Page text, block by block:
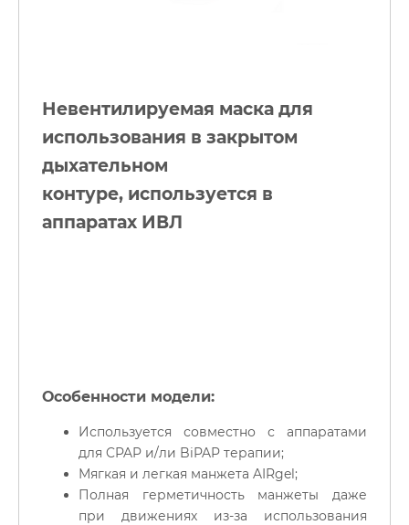
Невентилируемая маска для
использования в закрытом
дыхательном
контуре, используется в
аппаратах ИВЛ
Особенности модели:
Используется совместно с аппаратами
для CPAP и/ли BiPAP терапии;
Мягкая и легкая манжета AIRgel;
Полная герметичность манжеты даже
при движениях из-за использования